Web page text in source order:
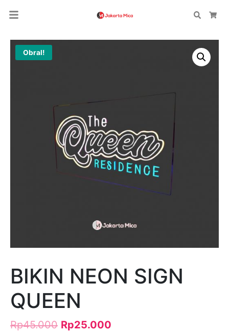
Search
Obral!
BIKIN NEON SIGN
QUEEN
Rp45.000 Rp25.000